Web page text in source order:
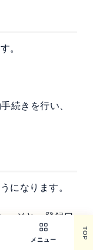
。
続きを行い、
になります。
ージと、登録口
メニュー TOP